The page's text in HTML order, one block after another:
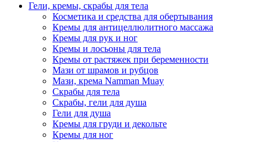
Гели, кремы, скрабы для тела
Косметика и средства для обертывания
Кремы для антицеллюлитного массажа
Кремы для рук и ног
Кремы и лосьоны для тела
Кремы от растяжек при беременности
Мази от шрамов и рубцов
Мази, крема Namman Muay
Скрабы для тела
Скрабы, гели для душа
Гели для душа
Кремы для груди и декольте
Кремы для ног